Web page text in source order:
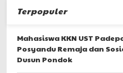
Terpopuler
Mahasiswa KKN UST
Posyandu Remaja dan
Dusun Pondok